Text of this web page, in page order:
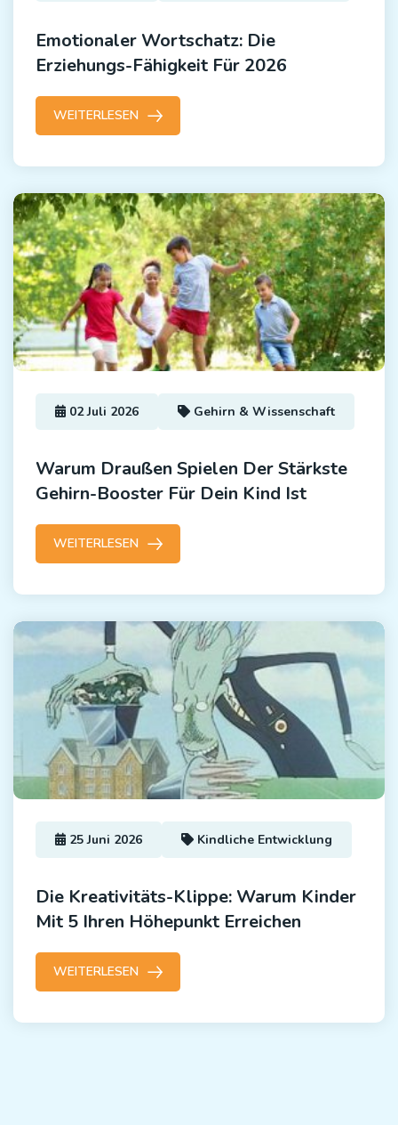
Emotionaler Wortschatz: Die
Erziehungs-Fähigkeit Für 2026
WEITERLESEN
02 Juli 2026 Gehirn & Wissenschaft
Warum Draußen Spielen Der Stärkste
Gehirn-Booster Für Dein Kind Ist
WEITERLESEN
25 Juni 2026 Kindliche Entwicklung
Die Kreativitäts-Klippe: Warum Kinder
Mit 5 Ihren Höhepunkt Erreichen
WEITERLESEN